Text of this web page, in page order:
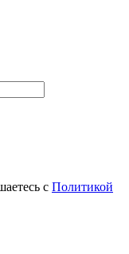
с Политикой